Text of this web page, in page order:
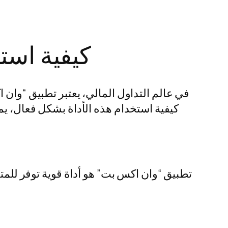
كيفية
في عالم التداول المالي، يعتبر تطبيق
كيفية استخدام هذه الأداة بشكل فعال،
تطبيق “وان اكس بت” هو أداة قوية توفر